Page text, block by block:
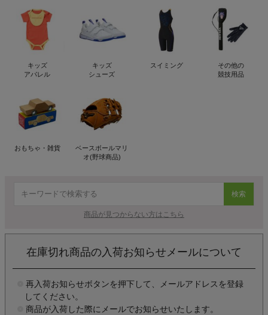
キッズ
アパレル
キッズ
シューズ
スイミング
その他の
競技用品
おもちゃ・雑貨
ベースボールマリ
オ(野球商品)
検索
商品が見つからない方はこちら
在庫切れ商品の入荷お知らせメールについて
再入荷お知らせボタンを押下して、メールアドレスを登録
してください。
商品が入荷した際にメールでお知らせいたします。